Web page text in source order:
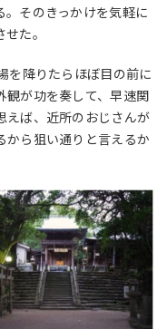
そのきっかけを気軽に
た。
を降りたらほぼ目の前に
観が功を奏して、早速関
えば、近所のおじさんが
から狙い通りと言えるか